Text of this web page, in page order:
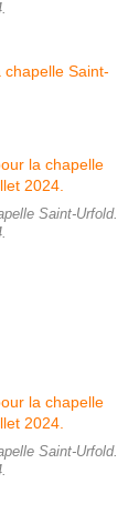
Saint-Urfold.
Saint-Urfold.